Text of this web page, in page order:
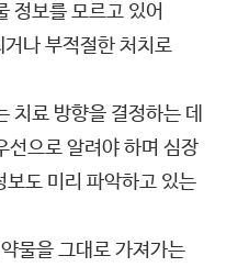
정보를 모르고 있어
나 부적절한 처치로
치료 방향을 결정하는 데
선으로 알려야 하며 심장
도 미리 파악하고 있는
물을 그대로 가져가는